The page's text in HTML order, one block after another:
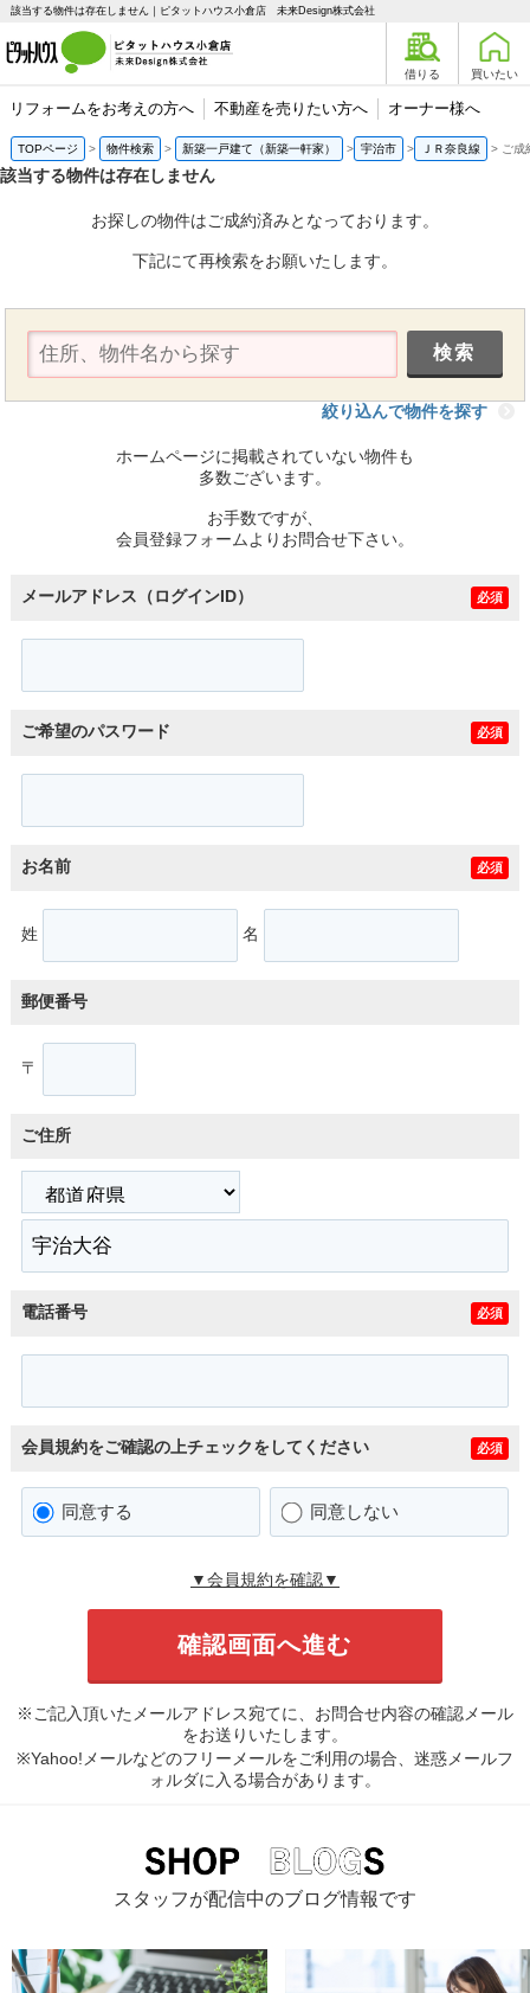
該当する物件は存在しません｜ピタットハウス小倉店 未来Design株式会社
借りる 買いたい
リフォームをお考えの方へ 不動産を売りたい方へ オーナー様へ
TOPページ 物件検索 新築一戸建て（新築一軒家） 宇治市 ＪＲ奈良線 ご成
該当する物件は存在しません
お探しの物件はご成約済みとなっております。
下記にて再検索をお願いたします。
絞り込んで物件を探す
ホームページに掲載されていない物件も
多数ございます。
お手数ですが、
会員登録フォームよりお問合せ下さい。
メールアドレス（ログインID） 必須
ご希望のパスワード 必須
お名前 必須
姓 名
郵便番号
〒
ご住所
電話番号 必須
会員規約をご確認の上チェックをしてください 必須
同意する 同意しない
▼会員規約を確認▼
※ご記入頂いたメールアドレス宛てに、お問合せ内容の確認メール
をお送りいたします。
※Yahoo!メールなどのフリーメールをご利用の場合、迷惑メールフ
ォルダに入る場合があります。
スタッフが配信中のブログ情報です